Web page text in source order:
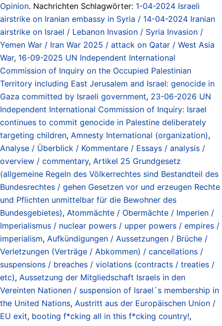
Opinion. Nachrichten Schlagwörter: 1-04-2024 Israeli
airstrike on Iranian embassy in Syria / 14-04-2024 Iranian
airstrike on Israel / Lebanon Invasion / Syria Invasion /
Yemen War / Iran War 2025 / attack on Qatar / West Asia
War, 16-09-2025 UN Independent International
Commission of Inquiry on the Occupied Palestinian
Territory including East Jerusalem and Israel: genocide in
Gaza committed by Israeli government, 23-06-2026 UN
Independent International Commission of Inquiry: Israel
continues to commit genocide in Palestine deliberately
targeting children, Amnesty International (organization),
Analyse / Überblick / Kommentare / Essays / analysis /
overview / commentary, Artikel 25 Grundgesetz
(allgemeine Regeln des Völkerrechtes sind Bestandteil des
Bundesrechtes / gehen Gesetzen vor und erzeugen Rechte
und Pflichten unmittelbar für die Bewohner des
Bundesgebietes), Atommächte / Obermächte / Imperien /
Imperialismus / nuclear powers / upper powers / empires /
imperialism, Aufkündigungen / Aussetzungen / Brüche /
Verletzungen (Verträge / Abkommen) / cancellations /
suspensions / breaches / violations (contracts / treaties /
etc), Aussetzung der Mitgliedschaft Israels in den
Vereinten Nationen / suspension of Israel´s membership in
the United Nations, Austritt aus der Europäischen Union /
EU exit, booting f*cking all in this f*cking country!,